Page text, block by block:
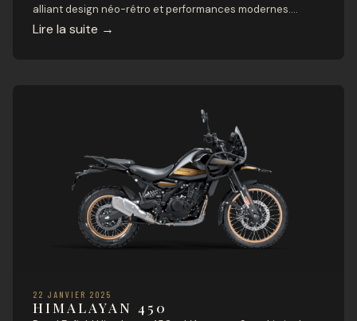
alliant design néo-rétro et performances modernes.
Inspirée par l’univers des customs, elle offre une
Lire la suite →
22 JANVIER 2025
HIMALAYAN 450